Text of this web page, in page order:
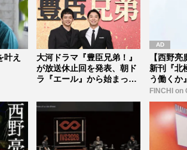
叶え
大河ドラマ『豊臣兄弟！』
が放送休止回を発表、朝ド
ラ『エール』から始まった
【西野
新刊『
う働くか』
FINCHI on